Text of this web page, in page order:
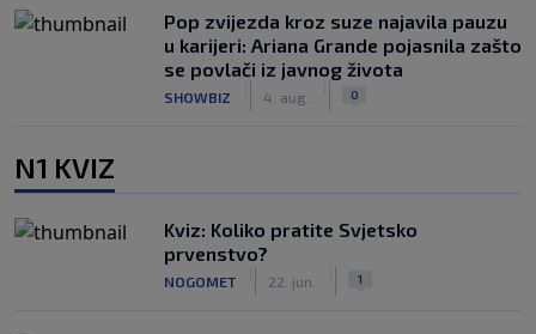
Pop zvijezda kroz suze najavila pauzu
u karijeri: Ariana Grande pojasnila zašto
se povlači iz javnog života
SHOWBIZ 4. aug. 0
N1 KVIZ
Kviz: Koliko pratite Svjetsko
prvenstvo?
NOGOMET 22. jun. 1